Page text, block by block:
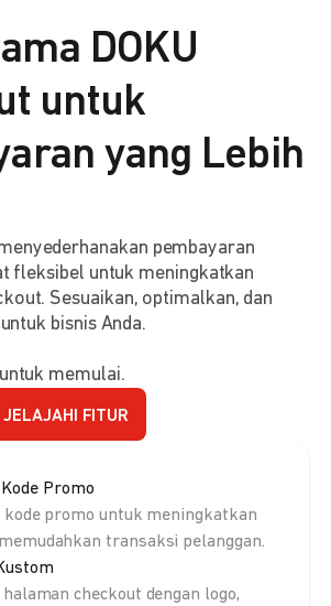
DOKU
untuk
yang Lebih
pembayaran
fleksibel untuk meningkatkan
Sesuaikan, optimalkan, dan
bisnis Anda.
memulai.
JELAJAHI FITUR
Promo
promo untuk meningkatkan
transaksi pelanggan.
checkout dengan logo,